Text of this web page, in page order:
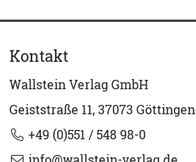
Kontakt
Wallstein Verlag GmbH
Geiststraße 11, 37073 Göttingen
+49 (0)551 / 548 98-0